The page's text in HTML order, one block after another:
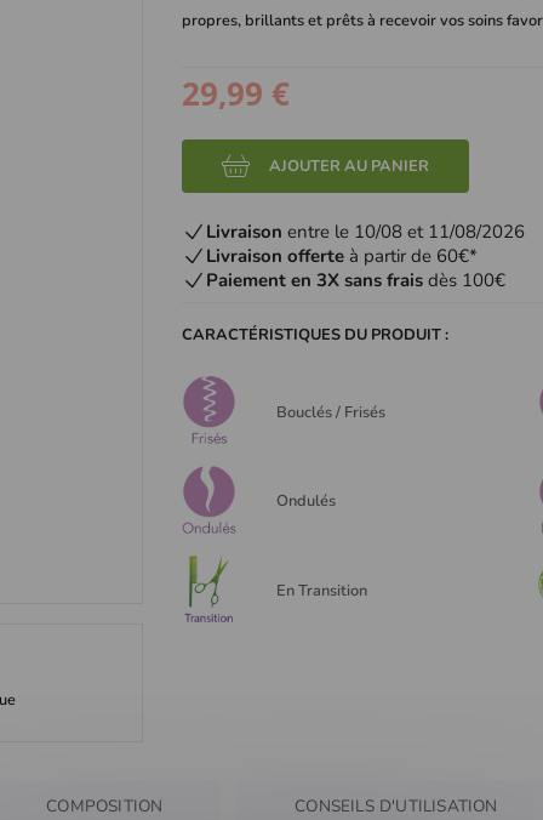
propres, brillants et prêts à recevoir vos soins
29,99 €
AJOUTER AU PANIER
Livraison entre le 10/08 et 11/08/2026
Livraison offerte à partir de 60€*
Paiement en 3X sans frais dès 100€
CARACTÉRISTIQUES DU PRODUIT :
Bouclés / Frisés
Ondulés
En Transition
COMPOSITION CONSEILS D'UTILISATION